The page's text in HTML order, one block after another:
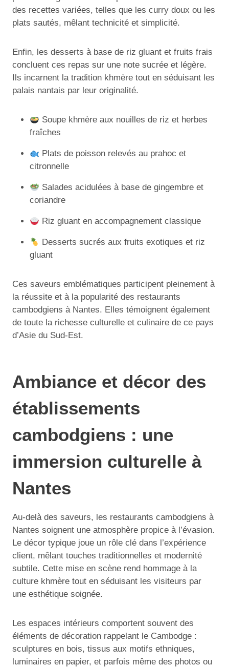
des recettes variées, telles que les curry doux ou les
plats sautés, mêlant technicité et simplicité.
Enfin, les desserts à base de riz gluant et fruits frais
concluent ces repas sur une note sucrée et légère.
Ils incarnent la tradition khmère tout en séduisant les
palais nantais par leur originalité.
Soupe khmère aux nouilles de riz et herbes
fraîches
Plats de poisson relevés au prahoc et
citronnelle
Salades acidulées à base de gingembre et
coriandre
Riz gluant en accompagnement classique
Desserts sucrés aux fruits exotiques et riz
gluant
Ces saveurs emblématiques participent pleinement à
la réussite et à la popularité des restaurants
cambodgiens à Nantes. Elles témoignent également
de toute la richesse culturelle et culinaire de ce pays
d’Asie du Sud-Est.
Ambiance et décor des
établissements
cambodgiens : une
immersion culturelle à
Nantes
Au-delà des saveurs, les restaurants cambodgiens à
Nantes soignent une atmosphère propice à l’évasion.
Le décor typique joue un rôle clé dans l’expérience
client, mêlant touches traditionnelles et modernité
subtile. Cette mise en scène rend hommage à la
culture khmère tout en séduisant les visiteurs par
une esthétique soignée.
Les espaces intérieurs comportent souvent des
éléments de décoration rappelant le Cambodge :
sculptures en bois, tissus aux motifs ethniques,
luminaires en papier, et parfois même des photos ou